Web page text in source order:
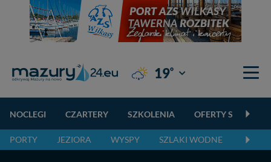
19° Giżycko
NOCLEGI CZARTERY SZKOLENIA OFERTY
PORTY JEZIORA WYSPY SZLAKI WODNE